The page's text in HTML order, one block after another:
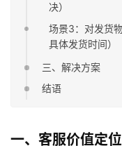
决）
场景3：对发货
具体发货时间）
三、解决方案
结语
一、客服价值定